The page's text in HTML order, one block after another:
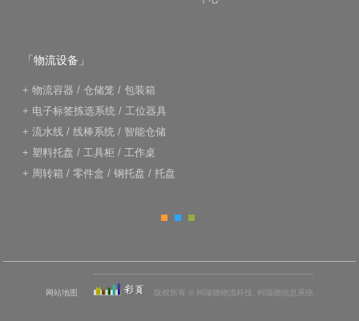
「物流设备」
+ 物流容器 / 仓储笼 / 包装箱
+ 电子标签拣选系统 / 工位器具
+ 流水线 / 线棒系统 / 智能仓储
+ 塑料托盘 / 工具柜 / 工作桌
+ 周转箱 / 零件盒 / 钢托盘 / 托盘
网站地图 版权所有 © 柯瑞德物流科技, 柯瑞德信息系统